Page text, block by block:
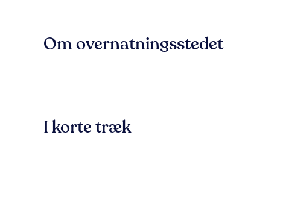
Om overnatningsstedet
I korte træk